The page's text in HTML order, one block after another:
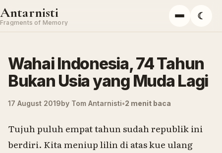
Skip to content
Antarnisti
Fragments of Memory Menu
☾
Wahai Indonesia, 74 Tahun
Bukan Usia yang Muda Lagi
17 August 2019by Tom Antarnisti 2 menit baca
Tujuh puluh empat tahun sudah republik ini
berdiri. Kita meniup lilin di atas kue ulang